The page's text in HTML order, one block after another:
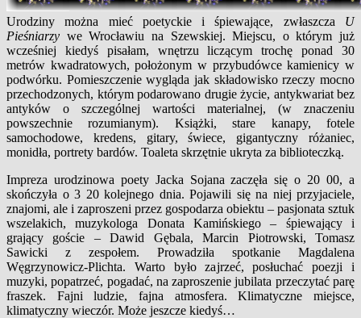
Urodziny można mieć poetyckie i śpiewające, zwłaszcza U
Pieśniarzy we Wrocławiu na Szewskiej. Miejscu, o którym już
wcześniej kiedyś pisałam, wnętrzu liczącym trochę ponad 30
metrów kwadratowych, położonym w przybudówce kamienicy w
podwórku. Pomieszczenie wygląda jak składowisko rzeczy mocno
przechodzonych, którym podarowano drugie życie, antykwariat bez
antyków o szczególnej wartości materialnej, (w znaczeniu
powszechnie rozumianym). Książki, stare kanapy, fotele
samochodowe, kredens, gitary, świece, gigantyczny różaniec,
monidła, portrety bardów. Toaleta skrzętnie ukryta za biblioteczką.
Impreza urodzinowa poety Jacka Sojana zaczęła się o 20 00, a
skończyła o 3 20 kolejnego dnia. Pojawili się na niej przyjaciele,
znajomi, ale i zaproszeni przez gospodarza obiektu – pasjonata sztuk
wszelakich, muzykologa Donata Kamińskiego – śpiewający i
grający goście – Dawid Gębala, Marcin Piotrowski, Tomasz
Sawicki z zespołem. Prowadziła spotkanie Magdalena
Węgrzynowicz-Plichta. Warto było zajrzeć, posłuchać poezji i
muzyki, popatrzeć, pogadać, na zaproszenie jubilata przeczytać parę
fraszek. Fajni ludzie, fajna atmosfera. Klimatyczne miejsce,
klimatyczny wieczór. Może jeszcze kiedyś…